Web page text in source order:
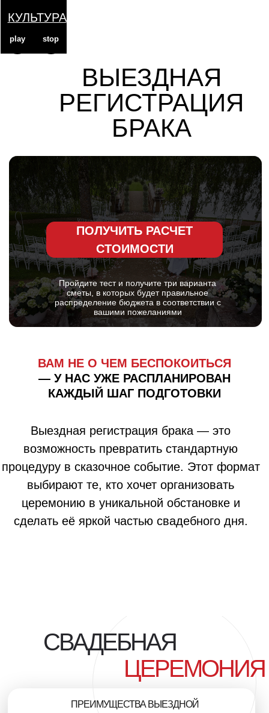
КУЛЬТУРА
ВЫЕЗДНАЯ
РЕГИСТРАЦИЯ
БРАКА
Пройдите тест и получите три варианта
сметы, в которых будет правильное
распределение бюджета в соответствии с
вашими пожеланиями
ВАМ НЕ О ЧЕМ БЕСПОКОИТЬСЯ
— У НАС УЖЕ РАСПЛАНИРОВАН
КАЖДЫЙ ШАГ ПОДГОТОВКИ
ПОЛУЧИТЬ РАСЧЕТ
СТОИМОСТИ
Выездная регистрация брака — это
возможность превратить стандартную
церемонию в уникальной обстановке и
сделать её яркой частью свадебного дня.
СВАДЕБНАЯ
ЦЕРЕМОНИЯ
ПРЕИМУЩЕСТВА ВЫЕЗДНОЙ